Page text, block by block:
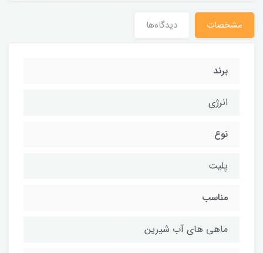
مشخصات دیدگاه‌ها
برند
انرژی
نوع
پلیت
مناسب
ماهی های آب شیرین